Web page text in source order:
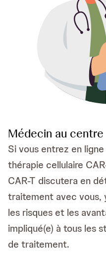
Médecin au centre
Si vous entrez en
thérapie cellulaire
CAR-T discutera en
traitement avec vous,
les risques et les
impliqué(e) à tous les
de traitement.